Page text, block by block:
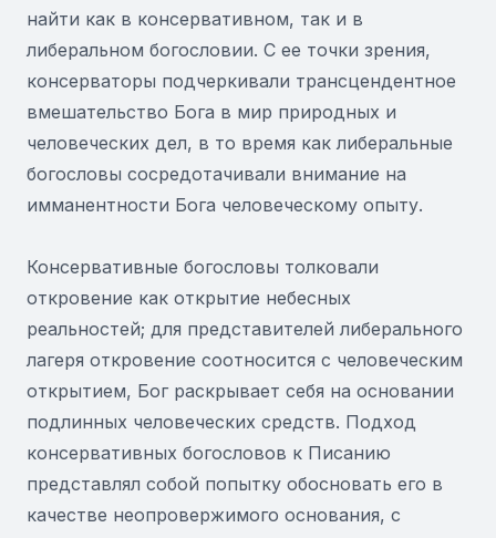
найти как в консервативном, так и в
либеральном богословии. С ее точки зрения,
консерваторы подчеркивали трансцендентное
вмешательство Бога в мир природных и
человеческих дел, в то время как либеральные
богословы сосредотачивали внимание на
имманентности Бога человеческому опыту.
Консервативные богословы толковали
откровение как открытие небесных
реальностей; для представителей либерального
лагеря откровение соотносится с человеческим
открытием, Бог раскрывает себя на основании
подлинных человеческих средств. Подход
консервативных богословов к Писанию
представлял собой попытку обосновать его в
качестве неопровержимого основания, с